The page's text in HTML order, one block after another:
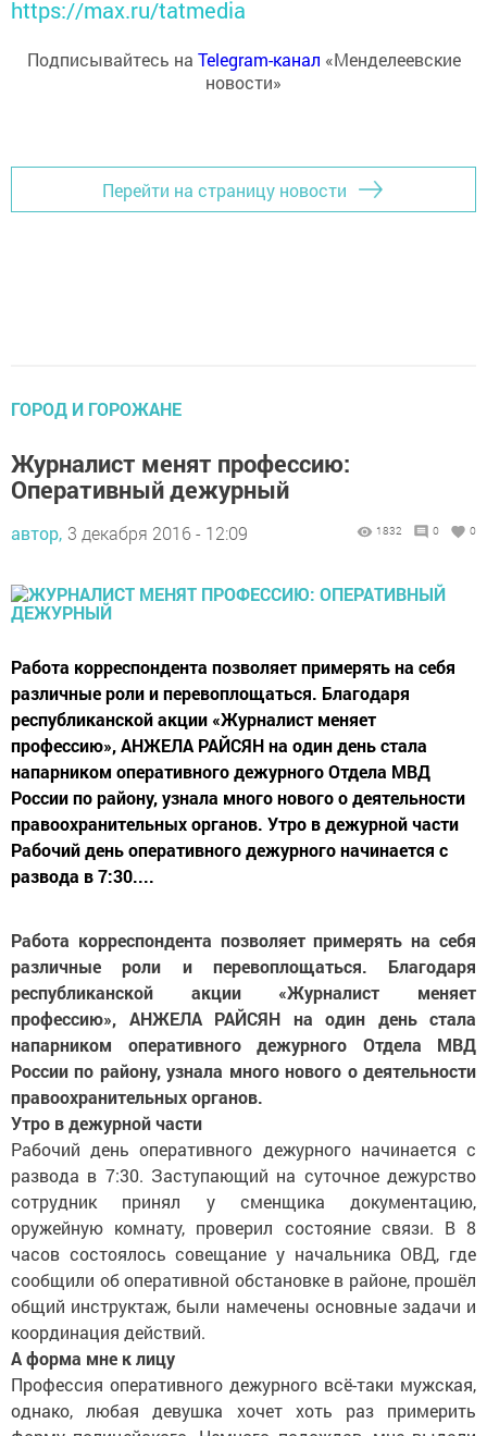
https://max.ru/tatmedia
Подписывайтесь на Telegram-канал «Менделеевские
новости»
Перейти на страницу новости
ГОРОД И ГОРОЖАНЕ
Журналист менят профессию:
Оперативный дежурный
автор, 3 декабря 2016 - 12:09 1832 0 0
Работа корреспондента позволяет примерять на себя
различные роли и перевоплощаться. Благодаря
республиканской акции «Журналист меняет
профессию», АНЖЕЛА РАЙСЯН на один день стала
напарником оперативного дежурного Отдела МВД
России по району, узнала много нового о деятельности
правоохранительных органов. Утро в дежурной части
Рабочий день оперативного дежурного начинается с
развода в 7:30....
Работа корреспондента позволяет примерять на себя
различные роли и перевоплощаться. Благодаря
республиканской акции «Журналист меняет
профессию», АНЖЕЛА РАЙСЯН на один день стала
напарником оперативного дежурного Отдела МВД
России по району, узнала много нового о деятельности
правоохранительных органов.
Утро в дежурной части
Рабочий день оперативного дежурного начинается с
развода в 7:30. Заступающий на суточное дежурство
сотрудник принял у сменщика документацию,
оружейную комнату, проверил состояние связи. В 8
часов состоялось совещание у начальника ОВД, где
сообщили об оперативной обстановке в районе, прошёл
общий инструктаж, были намечены основные задачи и
координация действий.
А форма мне к лицу
Профессия оперативного дежурного всё-таки мужская,
однако, любая девушка хочет хоть раз примерить